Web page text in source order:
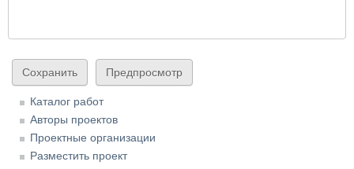
Каталог работ
Авторы проектов
Проектные организации
Разместить проект